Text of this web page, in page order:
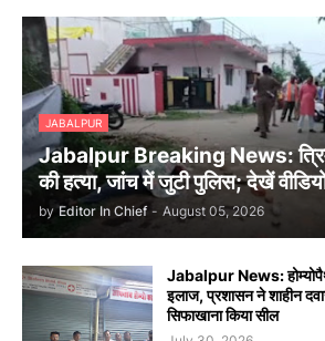
JABALPUR
Jabalpur Breaking News:
की हत्या, जांच में जुटी पुलिस; देखें
by Editor In Chief - August 05, 2026
Jabalpur News:
इलाज, प्रशासन ने शाहीन
सिफाखाना किया सील